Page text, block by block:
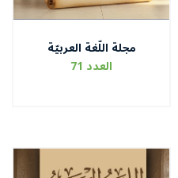
مجلة اللّغة العربيّة
العدد 71